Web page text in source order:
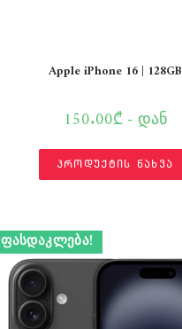
Apple iPhone 16 | 128GB
150.00₾ - დან
პროდუქტის ნახვა
ᲤᲐᲡᲓᲐᲙᲚᲔᲑᲐ!